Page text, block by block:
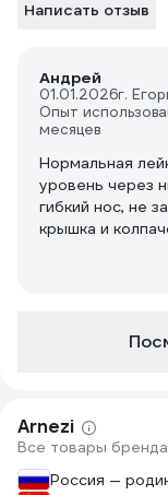
Написать отзыв
Андрей
01.01.2026г.
Опыт
месяцев
Нормальная
уровень через
гибкий нос, не
крышка и
Arnezi
Все товары бренда
Россия —